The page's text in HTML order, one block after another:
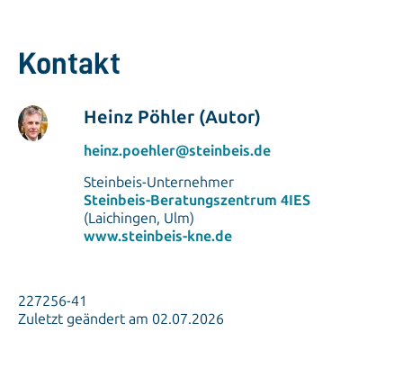
Kontakt
Heinz Pöhler (Autor)
heinz.poehler@steinbeis.de
Steinbeis-Unternehmer
Steinbeis-Beratungszentrum 4IES
(Laichingen, Ulm)
www.steinbeis-kne.de
227256-41
Zuletzt geändert am 02.07.2026